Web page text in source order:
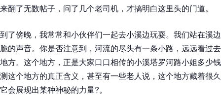
来翻了无数帖子，问了几个老司机，才搞明白这里头的门道。
到了傍晚，我常常和小伙伴们一起去小溪边玩耍。我们站在溪
脆的声音。你是否注意到，河流的尽头有一条小路，远远看过
地方。这个地方，正是大家口口相传的小溪塔罗河路小姐多少
测这个地方的真正含义，甚至有一些老人说，这个地方藏着很
它会展现出某种神秘的力量?。